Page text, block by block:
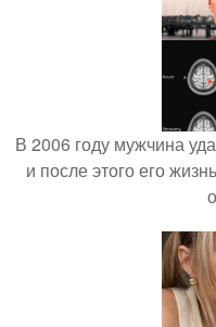
В 2006 году мужчина
и после этого его